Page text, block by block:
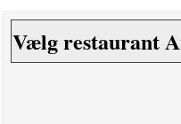
Vælg restaurant